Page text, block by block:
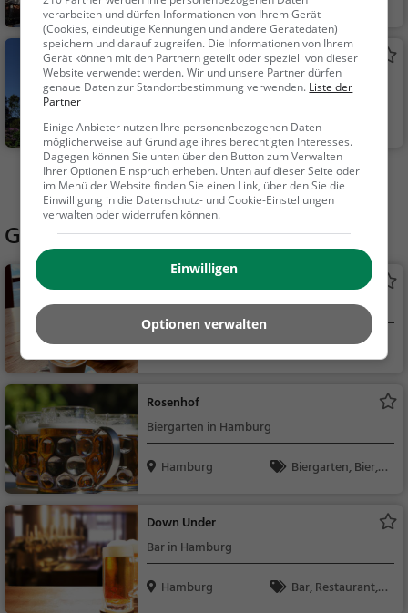
Planten un Blomen
Park in Hamburg (Neustadt)
Hamburg
Familie & Kinder,
Natur
Mehr Aktivitäten in Hamburg finden
Gaststätten in der Nähe vonParksee
Cafe Seepavillon
Café in Hamburg
Hamburg
Café, Kaffee / Kuc
Rosenhof
Biergarten in Hamburg
Hamburg
Biergarten, Bier, S
utsch, Mittagessen, R
Down Under
Bar in Hamburg
Hamburg
Bar, Restaurant, B
verarbeiten und dürfen Informationen von Ihrem Gerät
(Cookies, eindeutige Kennungen und andere Gerätedaten)
speichern und darauf zugreifen. Die Informationen von Ihrem
Gerät können mit den Partnern geteilt oder speziell von dieser
Website verwendet werden. Wir und unsere Partner dürfen
genaue Daten zur Standortbestimmung verwenden. Liste der
Partner
Einige Anbieter nutzen Ihre personenbezogenen Daten
möglicherweise auf Grundlage ihres berechtigten Interesses.
Dagegen können Sie unten über den Button zum Verwalten
Ihrer Optionen Einspruch erheben. Unten auf dieser Seite oder
im Menü der Website finden Sie einen Link, über den Sie die
Einwilligung in die Datenschutz- und Cookie-Einstellungen
verwalten oder widerrufen können.
Einwilligen
Optionen verwalten